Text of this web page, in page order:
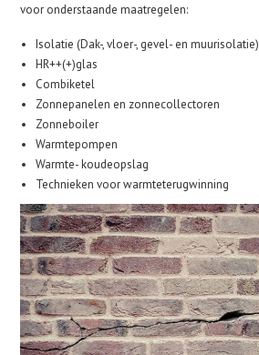
voor onderstaande maatregelen:
Isolatie (Dak-, vloer-, gevel- en muurisolatie)
HR++(+)glas
Combiketel
Zonnepanelen en zonnecollectoren
Zonneboiler
Warmtepompen
Warmte- koudeopslag
Technieken voor warmteterugwinning